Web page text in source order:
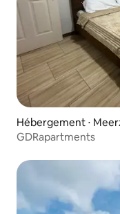
Hébergement ⋅
GDRapartments